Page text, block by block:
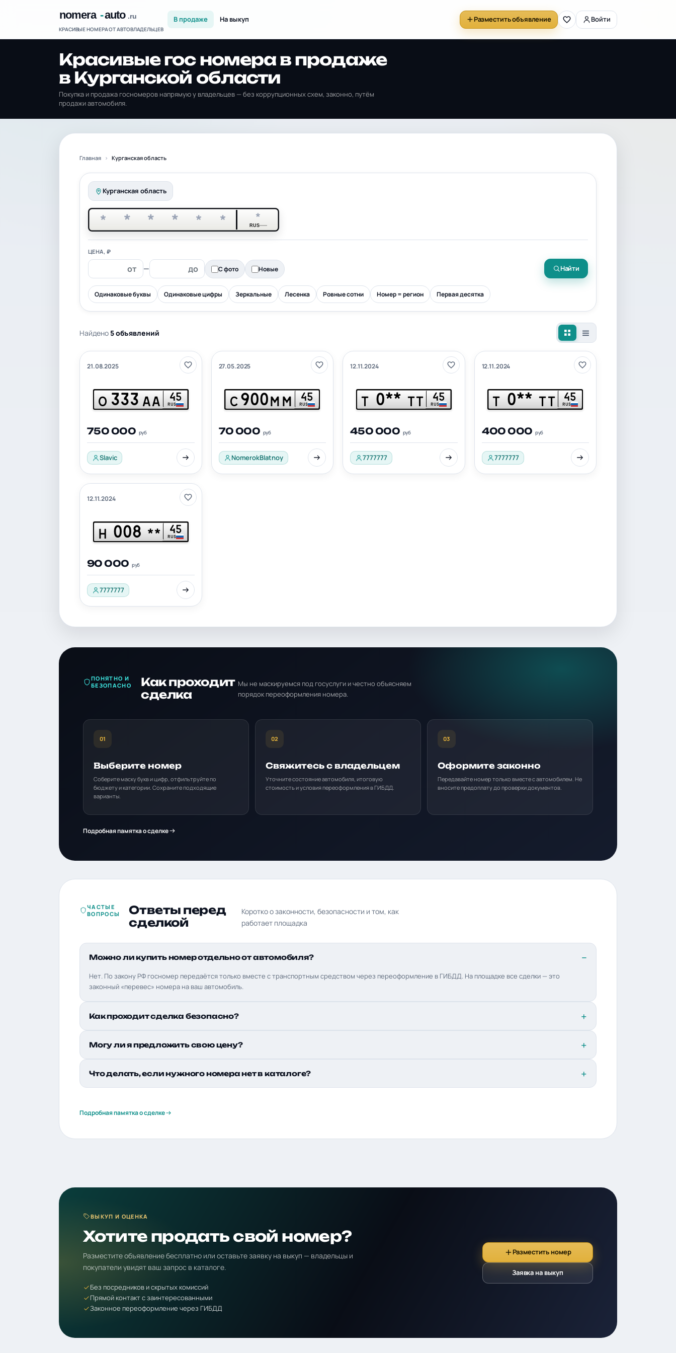
КРАСИВЫЕ НОМЕРА ОТ АВТОВЛАДЕЛЬЦЕВ
В продаже На выкуп Разместить объявление Войти
Красивые гос номера в продаже
в Курганской области
Покупка и продажа госномеров напрямую у владельцев — без коррупционных схем, законно, путём
продажи автомобиля.
Главная Курганская область
Курганская область
* * * * * * *
RUS
ЦЕНА, ₽
— С фото Новые Найти
Одинаковые буквы Одинаковые цифры Зеркальные Лесенка Ровные сотни Номер = регион Первая десятка
Найдено 5 объявлений
21.08.2025
О 333 АА 45
RUS
750 000 руб
Slavic
27.05.2025
С900ММ 45
RUS
70 000 руб
NomerokBlatnoy
12.11.2024
Т 0** ТТ 45
RUS
450 000 руб
7777777
12.11.2024
Т 0** ТТ 45
RUS
400 000 руб
7777777
12.11.2024
Н 008 ** 45
RUS
90 000 руб
7777777
ПОНЯТНО И
БЕЗОПАСНО
Как проходит
сделка
Мы не маскируемся под госуслуги и честно объясняем
порядок переоформления номера.
01
Выберите номер
Соберите маску букв и цифр, отфильтруйте по
бюджету и категории. Сохраните подходящие
варианты.
02
Свяжитесь с владельцем
Уточните состояние автомобиля, итоговую
стоимость и условия переоформления в ГИБДД.
03
Оформите законно
Передавайте номер только вместе с автомобилем. Не
вносите предоплату до проверки документов.
Подробная памятка о сделке
ЧАСТЫЕ
ВОПРОСЫ
Ответы перед
сделкой
Коротко о законности, безопасности и том, как
работает площадка
Можно ли купить номер отдельно от автомобиля?
Нет. По закону РФ госномер передаётся только вместе с транспортным средством через переоформление в ГИБДД. На площадке все сделки — это
законный «перевес» номера на ваш автомобиль.
Как проходит сделка безопасно?
Могу ли я предложить свою цену?
Что делать, если нужного номера нет в каталоге?
Подробная памятка о сделке
ВЫКУП И ОЦЕНКА
Хотите продать свой номер?
Разместите объявление бесплатно или оставьте заявку на выкуп — владельцы и
покупатели увидят ваш запрос в каталоге.
Без посредников и скрытых комиссий
Прямой контакт с заинтересованными
Законное переоформление через ГИБДД
Разместить номер
Заявка на выкуп